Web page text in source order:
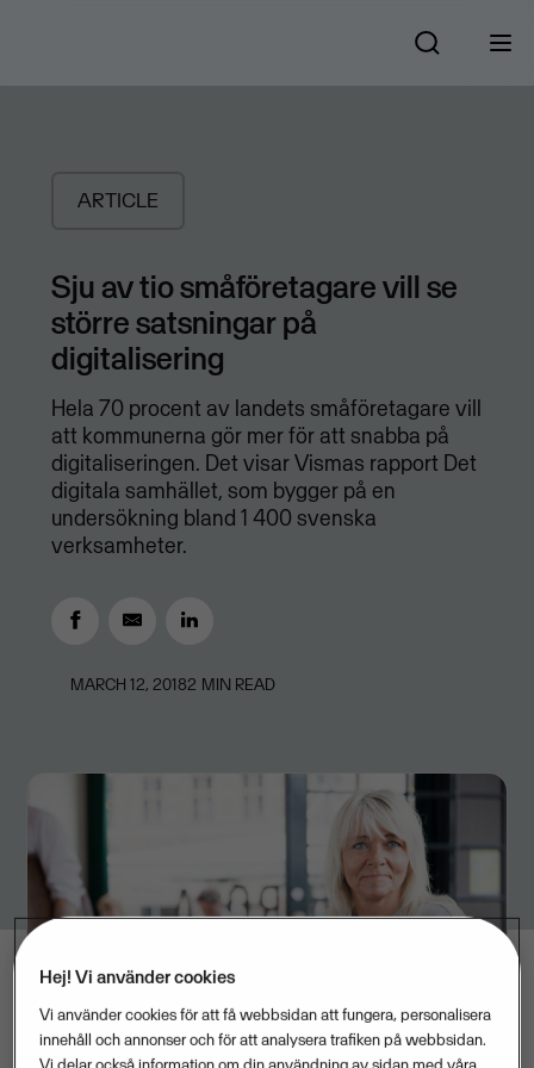
ARTICLE
Sju av tio småföretagare vill se
större satsningar på
digitalisering
Hela 70 procent av landets småföretagare vill
att kommunerna gör mer för att snabba på
digitaliseringen. Det visar Vismas rapport Det
digitala samhället, som bygger på en
undersökning bland 1 400 svenska
verksamheter.
MARCH 12, 20182 MIN READ
Hej! Vi använder cookies
Vi använder cookies för att få webbsidan att fungera, personalisera
innehåll och annonser och för att analysera trafiken på webbsidan.